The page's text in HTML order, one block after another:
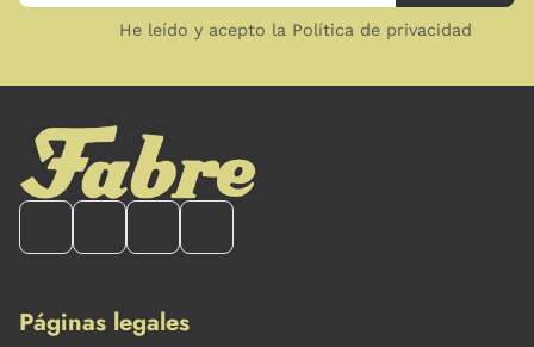
He leído y acepto la Política de privacidad
Páginas legales